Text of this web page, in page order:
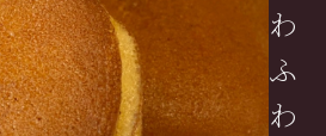
わ
ふ
わ